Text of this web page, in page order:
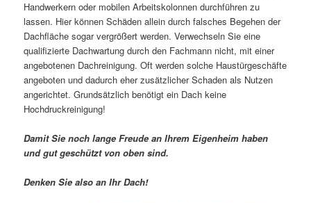
Handwerkern oder mobilen Arbeitskolonnen durchführen zu
lassen. Hier können Schäden allein durch falsches Begehen der
Dachfläche sogar vergrößert werden. Verwechseln Sie eine
qualifizierte Dachwartung durch den Fachmann nicht, mit einer
angebotenen Dachreinigung. Oft werden solche Haustürgeschäfte
angeboten und dadurch eher zusätzlicher Schaden als Nutzen
angerichtet. Grundsätzlich benötigt ein Dach keine
Hochdruckreinigung!
Damit Sie noch lange Freude an Ihrem Eigenheim haben
und gut geschützt von oben sind.
Denken Sie also an Ihr Dach!